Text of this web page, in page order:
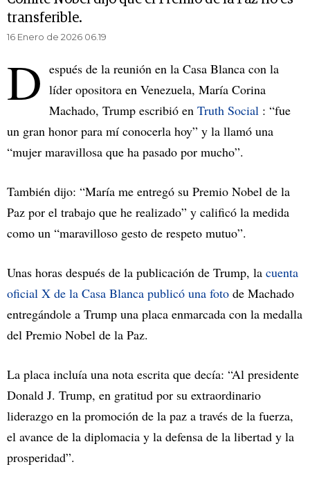
transferible.
16 Enero de 2026 06.19
D espués de la reunión en la Casa Blanca con la
líder opositora en Venezuela, María Corina
Machado, Trump escribió en Truth Social : “fue
un gran honor para mí conocerla hoy” y la llamó una
“mujer maravillosa que ha pasado por mucho”.
También dijo: “María me entregó su Premio Nobel de la
Paz por el trabajo que he realizado” y calificó la medida
como un “maravilloso gesto de respeto mutuo”.
Unas horas después de la publicación de Trump, la cuenta
oficial X de la Casa Blanca publicó una foto de Machado
entregándole a Trump una placa enmarcada con la medalla
del Premio Nobel de la Paz.
La placa incluía una nota escrita que decía: “Al presidente
Donald J. Trump, en gratitud por su extraordinario
liderazgo en la promoción de la paz a través de la fuerza,
el avance de la diplomacia y la defensa de la libertad y la
prosperidad”.